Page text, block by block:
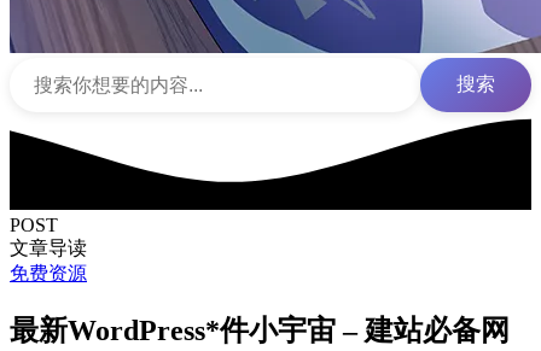
搜索
POST
文章导读
免费资源
最新WordPress*件小宇宙 – 建站必备网